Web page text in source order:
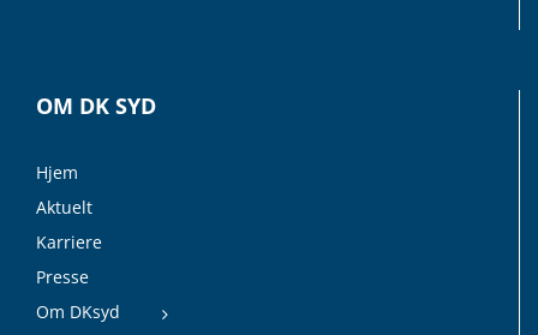
OM DK SYD
Hjem
Aktuelt
Karriere
Presse
Om DKsyd